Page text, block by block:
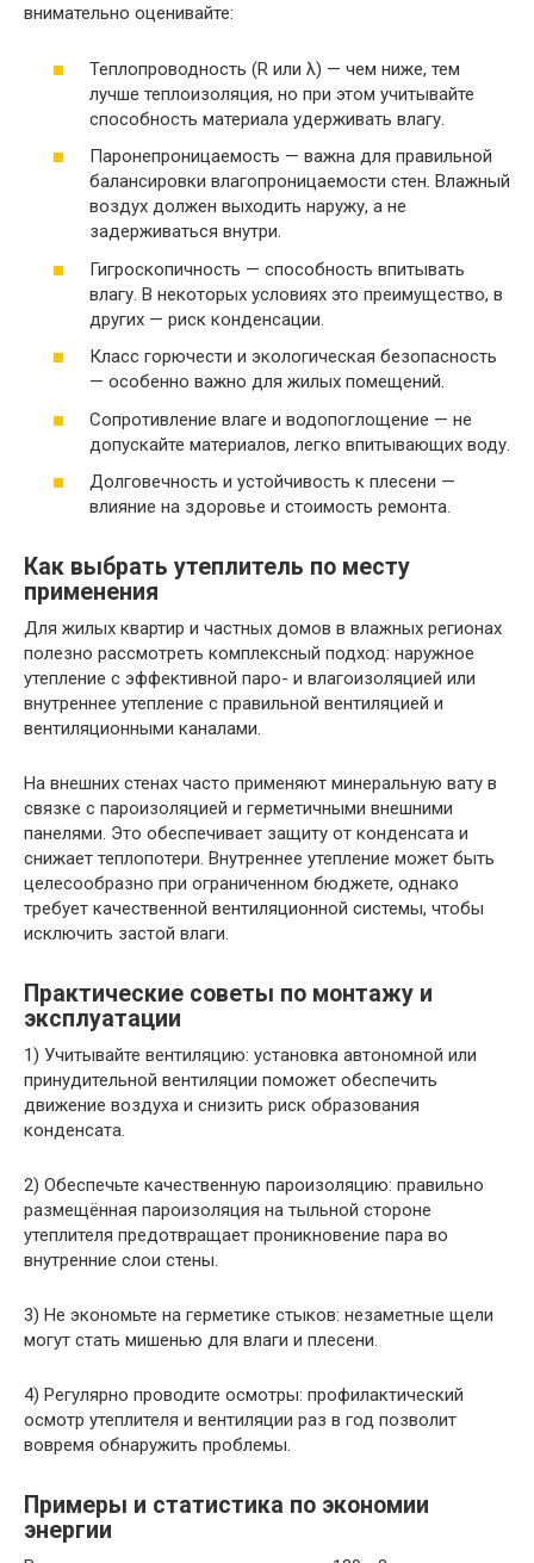
внимательно оценивайте:
Теплопроводность (R или λ) — чем ниже, тем
лучше теплоизоляция, но при этом учитывайте
способность материала удерживать влагу.
Паронепроницаемость — важна для правильной
балансировки влагопроницаемости стен. Влажный
воздух должен выходить наружу, а не
задерживаться внутри.
Гигроскопичность — способность впитывать
влагу. В некоторых условиях это преимущество, в
других — риск конденсации.
Класс горючести и экологическая безопасность
— особенно важно для жилых помещений.
Сопротивление влаге и водопоглощение — не
допускайте материалов, легко впитывающих воду.
Долговечность и устойчивость к плесени —
влияние на здоровье и стоимость ремонта.
Как выбрать утеплитель по месту
применения
Для жилых квартир и частных домов в влажных регионах
полезно рассмотреть комплексный подход: наружное
утепление с эффективной паро- и влагоизоляцией или
внутреннее утепление с правильной вентиляцией и
вентиляционными каналами.
На внешних стенах часто применяют минеральную вату в
связке с пароизоляцией и герметичными внешними
панелями. Это обеспечивает защиту от конденсата и
снижает теплопотери. Внутреннее утепление может быть
целесообразно при ограниченном бюджете, однако
требует качественной вентиляционной системы, чтобы
исключить застой влаги.
Практические советы по монтажу и
эксплуатации
1) Учитывайте вентиляцию: установка автономной или
принудительной вентиляции поможет обеспечить
движение воздуха и снизить риск образования
конденсата.
2) Обеспечьте качественную пароизоляцию: правильно
размещённая пароизоляция на тыльной стороне
утеплителя предотвращает проникновение пара во
внутренние слои стены.
3) Не экономьте на герметике стыков: незаметные щели
могут стать мишенью для влаги и плесени.
4) Регулярно проводите осмотры: профилактический
осмотр утеплителя и вентиляции раз в год позволит
вовремя обнаружить проблемы.
Примеры и статистика по экономии
энергии